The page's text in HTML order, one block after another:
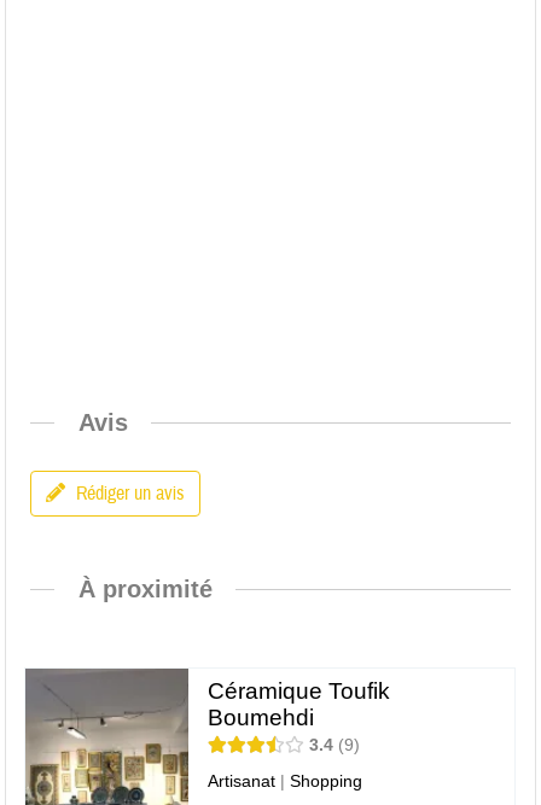
Avis
Rédiger un avis
À proximité
Céramique Toufik
Boumehdi
3.4 9
Artisanat |Shopping